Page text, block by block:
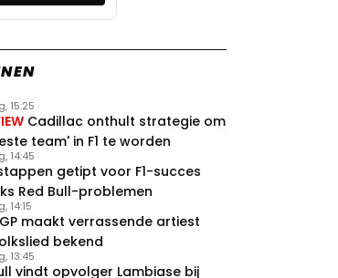
Cadillac onthult strategie om
team' in F1 te worden
15:25
getipt voor F1-succes
Red Bull-problemen
14:45
maakt verrassende artiest
bekend
14:15
vindt opvolger Lambiase bij
13:45